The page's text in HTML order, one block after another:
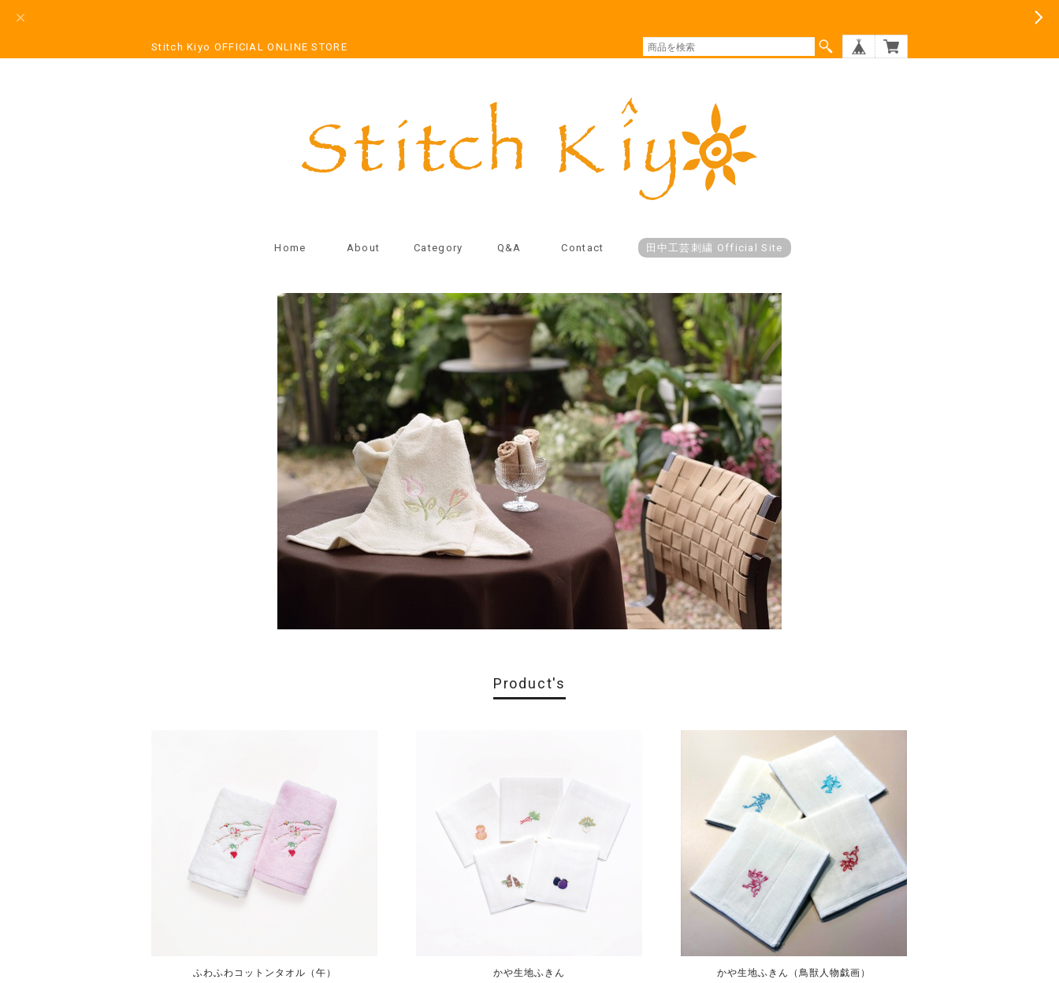
Stitch Kiyo OFFICIAL ONLINE STORE
Home About Category Q&A Contact 田中工芸刺繍 Official Site
Product's
ふわふわコットンタオル（午）
かや生地ふきん
かや生地ふきん（鳥獣人物戯画）